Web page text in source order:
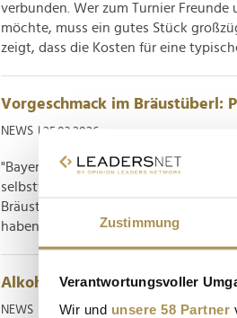
Zustimmung
Verantwortungsvoller
Wir und unsere 58 Partner
verbunden. Wer zum Turnier
möchte, muss ein gutes Stück
zeigt, dass die Kosten für eine
Vorgeschmack im Bräustüberl:
NEWS | 25.03.2026
"Bayerische Schmankerl, zünftige
selbstverständlich keine Oktoberfest-
Bräustüberl Tegernsee seit
haben prominente Gäste die
Alkohol-Preise in der EU: Nur
NEWS | 06.01.2026